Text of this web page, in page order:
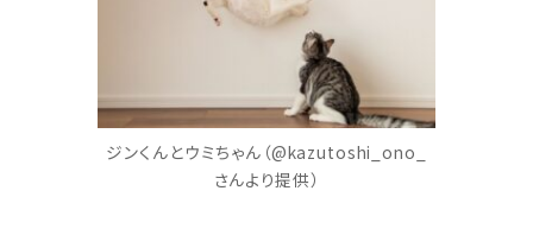
ジンくんとウミちゃん（@kazutoshi_ono_
さんより提供）